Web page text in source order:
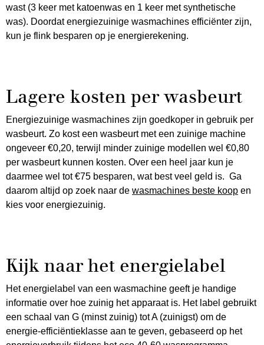
wast (3 keer met katoenwas en 1 keer met synthetische
was). Doordat energiezuinige wasmachines efficiënter zijn,
kun je flink besparen op je energierekening.
Lagere kosten per wasbeurt
Energiezuinige wasmachines zijn goedkoper in gebruik per
wasbeurt. Zo kost een wasbeurt met een zuinige machine
ongeveer €0,20, terwijl minder zuinige modellen wel €0,80
per wasbeurt kunnen kosten. Over een heel jaar kun je
daarmee wel tot €75 besparen, wat best veel geld is. Ga
daarom altijd op zoek naar de wasmachines beste koop en
kies voor energiezuinig.
Kijk naar het energielabel
Het energielabel van een wasmachine geeft je handige
informatie over hoe zuinig het apparaat is. Het label gebruikt
een schaal van G (minst zuinig) tot A (zuinigst) om de
energie-efficiëntieklasse aan te geven, gebaseerd op het